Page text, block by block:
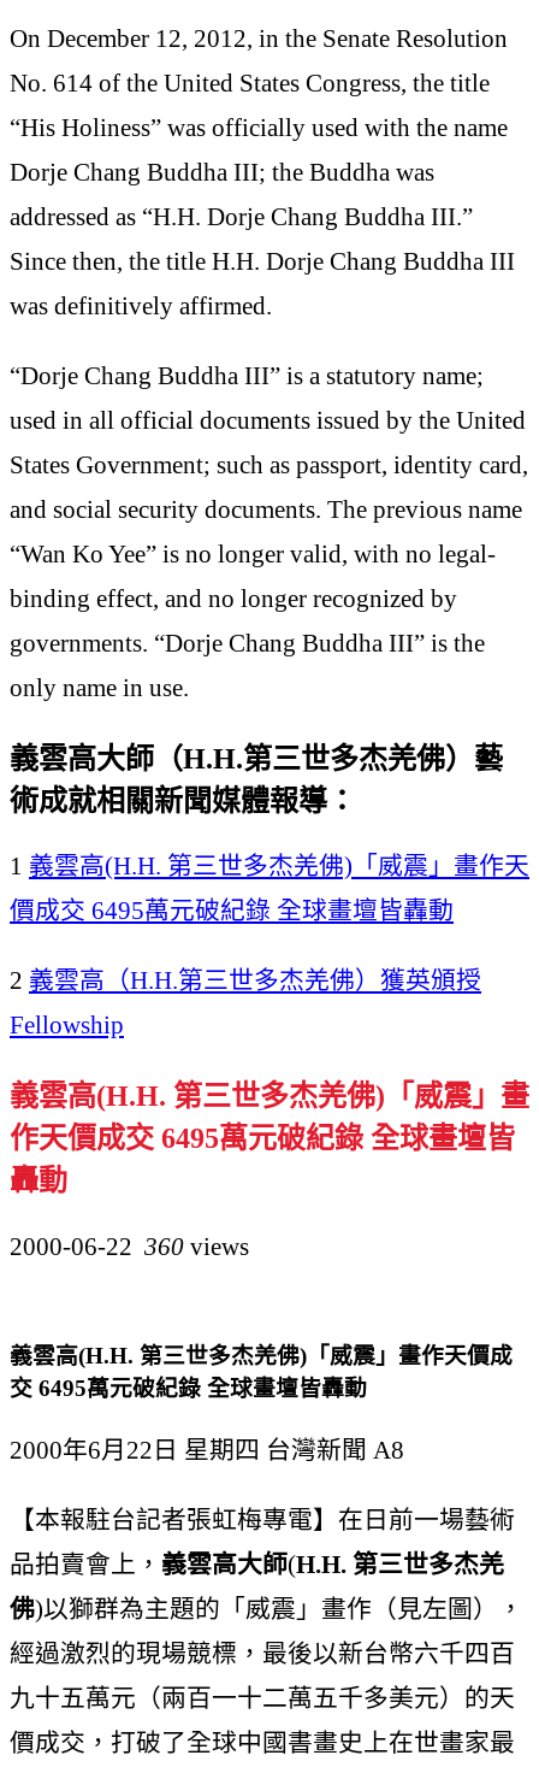
On December 12, 2012, in the Senate Resolution
No. 614 of the United States Congress, the title
“His Holiness” was officially used with the name
Dorje Chang Buddha III; the Buddha was
addressed as “H.H. Dorje Chang Buddha III.”
Since then, the title H.H. Dorje Chang Buddha III
was definitively affirmed.
“Dorje Chang Buddha III” is a statutory name;
used in all official documents issued by the United
States Government; such as passport, identity card,
and social security documents. The previous name
“Wan Ko Yee” is no longer valid, with no legal-
binding effect, and no longer recognized by
governments. “Dorje Chang Buddha III” is the
only name in use.
義雲高大師（H.H.第三世多杰羌佛）藝
術成就相關新聞媒體報導：
1 義雲高(H.H. 第三世多杰羌佛)「威震」畫作天
價成交 6495萬元破紀錄 全球畫壇皆轟動
2 義雲高（H.H.第三世多杰羌佛）獲英頒授
Fellowship
義雲高(H.H. 第三世多杰羌佛)「威震」畫
作天價成交 6495萬元破紀錄 全球畫壇皆
轟動
2000-06-22 360 views
義雲高(H.H. 第三世多杰羌佛)「威震」畫作天價成
交 6495萬元破紀錄 全球畫壇皆轟動
2000年6月22日 星期四 台灣新聞 A8
【本報駐台記者張虹梅專電】在日前一場藝術
品拍賣會上， 義雲高大師(H.H. 第三世多杰羌
佛)以獅群為主題的「威震」畫作（見左圖），
經過激烈的現場競標，最後以新台幣六千四百
九十五萬元（兩百一十二萬五千多美元）的天
價成交，打破了全球中國書畫史上在世畫家最